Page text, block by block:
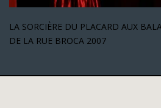
LA SORCIÈRE DU PLACARD AUX
DE LA RUE BROCA 2007